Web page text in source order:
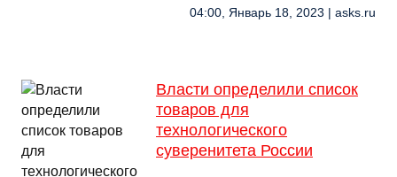
04:00, Январь 18, 2023 | asks.ru
Власти определили список
товаров для
технологического
суверенитета России